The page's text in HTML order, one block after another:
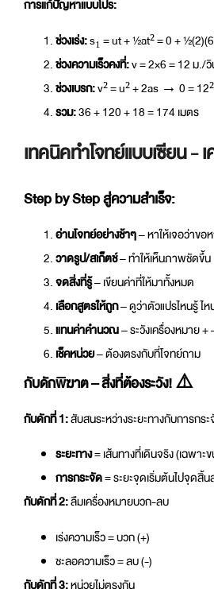
การแก้ปัญหาแบบโปร:
ช่วงเร่ง:s₁ = ut + ½at² = 0 +
ช่วงความเร็วคงที่:v = 2×6 = 12 ม./
ช่วงเบรก:v² = u² + 2as → 0 =
รวม:36 + 120 + 18 = 174 เมตร
เทคนิคทำโจทย์แบบเซียน
Step by Step สู่ความสำเร็จ:
อ่านโจทย์อย่างช้าๆ– หาให้เจอว่าขอ
วาดรูป/สเก็ตช์– ทำให้เห็นภาพชัดขึ้น
จดสิ่งที่รู้– เขียนค่าที่ให้มาทั้งหมด
เลือกสูตรให้ถูก– ดูว่าตัวแปรไหนรู้ ไห
แทนค่าคำนวณ– ระวังเครื่องหมาย +
เช็คหน่วย– ต้องตรงกับที่โจทย์ถาม
กับดักพิฆาต – สิ่งที่ต้องระวัง! ⚠️
กับดักที่ 1:สับสนระหว่างระยะทางกับการกร
ระยะทาง= เส้นทางที่เดินจริง (เฉพาะ
การกระจัด= ระยะจุดเริ่มต้นไปจุดสิ้
กับดักที่ 2:ลืมเครื่องหมายบวก-ลบ
เร่งความเร็ว = บวก (+)
ชะลอความเร็ว = ลบ (-)